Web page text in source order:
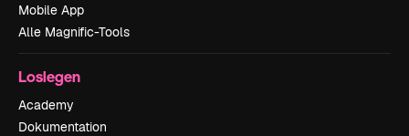
Mobile App
Alle Magnific-Tools
Loslegen
Academy
Dokumentation